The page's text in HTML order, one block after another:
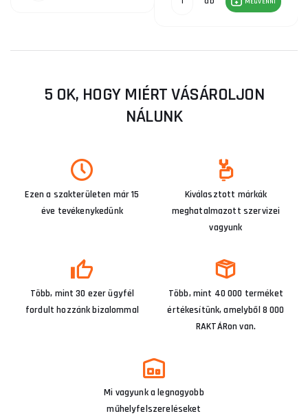
5 OK, HOGY MIÉRT VÁSÁROLJON
NÁLUNK
Ezen a szakterületen már 15
éve tevékenykedünk
Kiválasztott márkák
meghatalmazott szervizei
vagyunk
Több, mint 30 ezer ügyfél
fordult hozzánk bizalommal
Több, mint 40 000 terméket
értékesítünk, amelyből 8 000
RAKTÁRon van.
Mi vagyunk a legnagyobb
műhelyfelszereléseket